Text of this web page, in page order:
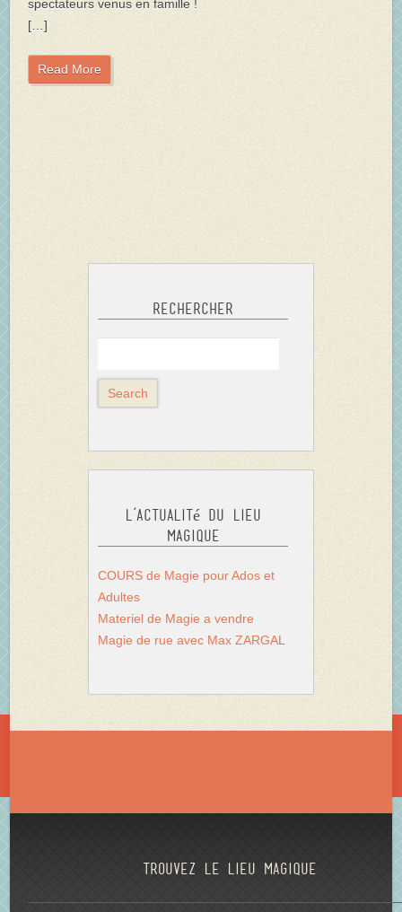
spectateurs venus en famille !
[…]
Read More
Rechercher
L’actualité du Lieu
Magique
COURS de Magie pour Ados et
Adultes
Materiel de Magie a vendre
Magie de rue avec Max ZARGAL
Trouvez le lieu magique